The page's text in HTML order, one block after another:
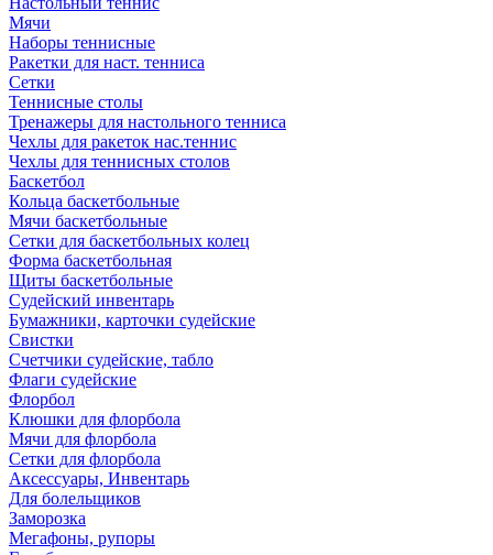
Мячи
Наборы теннисные
Ракетки для наст. тенниса
Сетки
Теннисные столы
Тренажеры для настольного тенниса
Чехлы для ракеток нас.теннис
Чехлы для теннисных столов
Баскетбол
Кольца баскетбольные
Мячи баскетбольные
Сетки для баскетбольных колец
Форма баскетбольная
Щиты баскетбольные
Судейский инвентарь
Бумажники, карточки судейские
Свистки
Счетчики судейские, табло
Флаги судейские
Флорбол
Клюшки для флорбола
Мячи для флорбола
Сетки для флорбола
Аксессуары, Инвентарь
Для болельщиков
Заморозка
Мегафоны, рупоры